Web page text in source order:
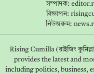
সম্পাদক:
বিজ্ঞাপন:
নিউজরুম:
Rising Cumilla (রাইজিং
provides the latest and
including politics, business,